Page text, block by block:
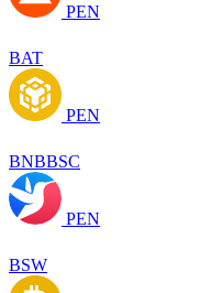
PEN
BAT
PEN
BNBBSC
PEN
BSW